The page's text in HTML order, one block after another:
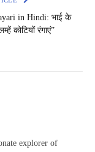
in Hindi: भाई के
कोटियों रंगाएं”
explorer of